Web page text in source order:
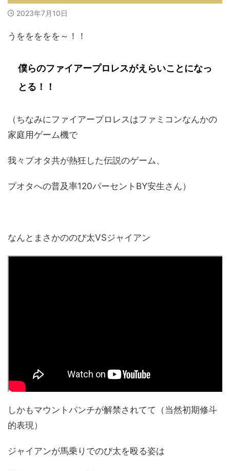
2023年7月10日
うををををを～！！
僕らのファイアープロレスがえらいことになっ
とる！！
（ちなみにファイアープロレスはファミコンなんかの
家庭用ゲーム機で
我々プオタ共が熱狂した伝説のゲーム、
プオタへの普及率120パーセントBY安生さん）
なんとまさかののび太VSジャイアン
しかもマウントパンチが解禁されてて（当然初期修斗
的表現）
ジャイアンが馬乗りでのび太を殴る姿は